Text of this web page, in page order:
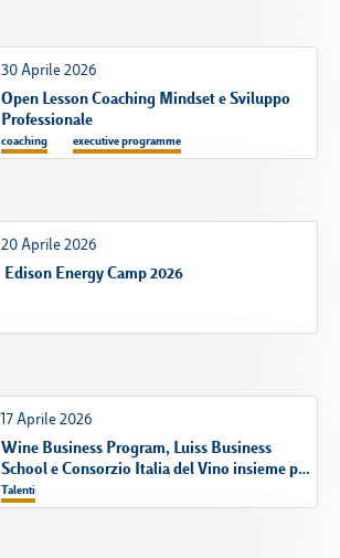
30 Aprile 2026
Open Lesson Coaching Mindset e Sviluppo
Professionale
coaching executive programme
20 Aprile 2026
Edison Energy Camp 2026
17 Aprile 2026
Wine Business Program, Luiss Business
School e Consorzio Italia del Vino insieme per
i futuri manager del vino - online il nuovo
bando di selezione
Talenti